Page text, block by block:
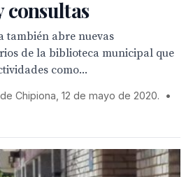
consultas
también abre nuevas
de la biblioteca municipal que
como...
Chipiona, 12 de mayo de 2020.
•